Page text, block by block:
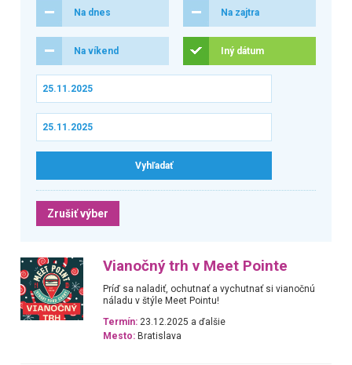
Na dnes Na zajtra
Na víkend Iný dátum
Zrušiť výber
Vianočný trh v Meet Pointe
Príď sa naladiť, ochutnať a vychutnať si vianočnú
náladu v štýle Meet Pointu!
Termín: 23.12.2025 a ďalšie
Mesto: Bratislava